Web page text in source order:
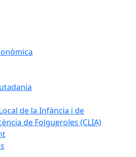
de la Infància i de
de Folgueroles (CLIA)